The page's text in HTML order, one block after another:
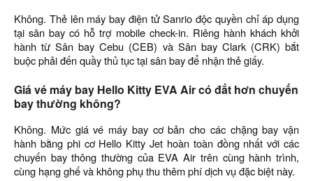
Không. Thẻ lên máy bay điện tử Sanrio độc quyền chỉ áp dụng
tại sân bay có hỗ trợ mobile check-in. Riêng hành khách khởi
hành từ Sân bay Cebu (CEB) và Sân bay Clark (CRK) bắt
buộc phải đến quầy thủ tục tại sân bay để nhận thẻ giấy.
Giá vé máy bay Hello Kitty EVA Air có đắt hơn chuyến
bay thường không?
Không. Mức giá vé máy bay cơ bản cho các chặng bay vận
hành bằng phi cơ Hello Kitty Jet hoàn toàn đồng nhất với các
chuyến bay thông thường của EVA Air trên cùng hành trình,
cùng hạng ghế và không phụ thu thêm phí dịch vụ đặc biệt này.